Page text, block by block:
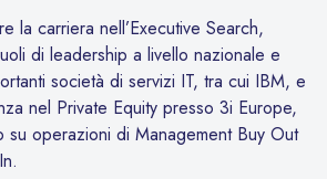
la carriera nell’Executive Search,
di leadership a livello nazionale e
società di servizi IT, tra cui IBM, e
nel Private Equity presso 3i Europe,
operazioni di Management Buy Out